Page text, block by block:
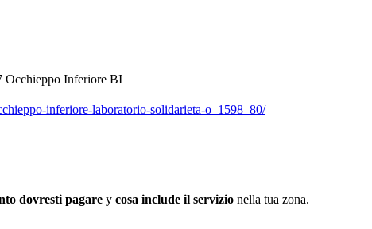
Occhieppo Inferiore BI
inferiore-laboratorio-solidarieta-o_1598_80/
dovresti pagare y cosa include il servizio nella tua zona.